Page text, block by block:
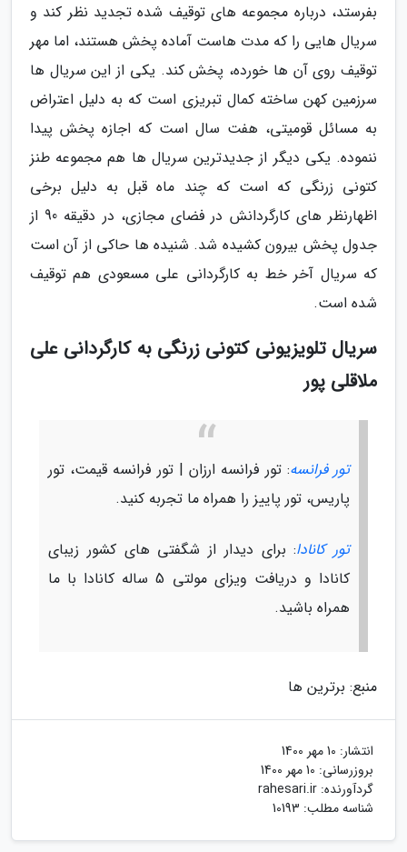
بفرستد، درباره مجموعه های توقیف شده تجدید نظر کند و
سریال هایی را که مدت هاست آماده پخش هستند، اما مهر
توقیف روی آن ها خورده، پخش کند. یکی از این سریال ها
سرزمین کهن ساخته کمال تبریزی است که به دلیل اعتراض
به مسائل قومیتی، هفت سال است که اجازه پخش پیدا
ننموده. یکی دیگر از جدیدترین سریال ها هم مجموعه طنز
کتونی زرنگی که است که چند ماه قبل به دلیل برخی
اظهارنظر های کارگردانش در فضای مجازی، در دقیقه 90 از
جدول پخش بیرون کشیده شد. شنیده ها حاکی از آن است
که سریال آخر خط به کارگردانی علی مسعودی هم توقیف
شده است.
سریال تلویزیونی کتونی زرنگی به کارگردانی علی
ملاقلی پور
تور فرانسه: تور فرانسه ارزان | تور فرانسه قیمت، تور
پاریس، تور پاییز را همراه ما تجربه کنید.
تور کانادا: برای دیدار از شگفتی های کشور زیبای
کانادا و دریافت ویزای مولتی 5 ساله کانادا با ما
همراه باشید.
منبع: برترین ها
انتشار: 10 مهر 1400
بروزرسانی: 10 مهر 1400
گردآورنده: rahesari.ir
شناسه مطلب: 10193